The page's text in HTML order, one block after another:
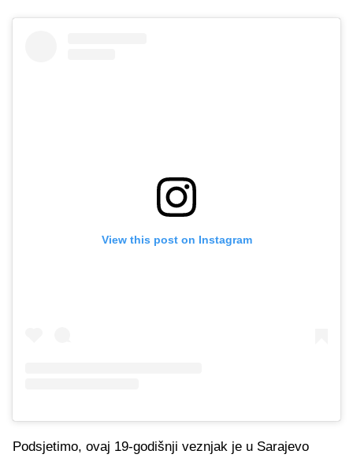
View this post on Instagram
Podsjetimo, ovaj 19-godišnji veznjak je u Sarajevo